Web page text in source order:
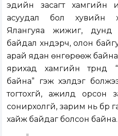
эдийн засагт хамгийн
асуудал бол хувийн
Ялангуяа жижиг, дунд
байдал хүндэрч, олон
арай ядан өнгөрөөж
ярихад хамгийн түрүүнд
байна” гэж хэлдэг
тогтохгүй, ажилд орсон
сонирхолгүй, зарим нь бүр
хайж байдаг болсон байна.